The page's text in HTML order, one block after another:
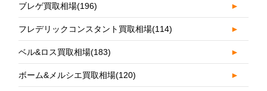
ブレゲ買取相場(196) ►
フレデリックコンスタント買取相場(114) ►
ベル&ロス買取相場(183) ►
ボーム&メルシエ買取相場(120) ►